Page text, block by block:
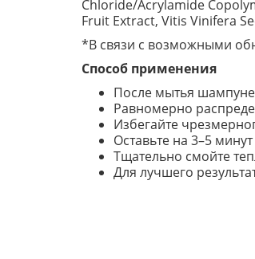
Chloride/Acrylamide
Fruit Extract, Vitis Vinifera
*В связи с возможными
Способ применения
После мытья
Равномерно
Избегайте
Оставьте на 3–5
Тщательно смойте
Для лучшего